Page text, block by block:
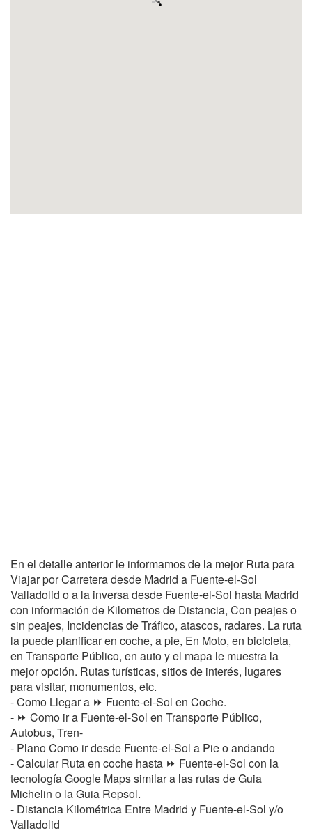
En el detalle anterior le informamos de la mejor Ruta para
Viajar por Carretera desde Madrid a Fuente-el-Sol
Valladolid o a la inversa desde Fuente-el-Sol hasta Madrid
con información de Kilometros de Distancia, Con peajes o
sin peajes, Incidencias de Tráfico, atascos, radares. La ruta
la puede planificar en coche, a pie, En Moto, en bicicleta,
en Transporte Público, en auto y el mapa le muestra la
mejor opción. Rutas turísticas, sitios de interés, lugares
para visitar, monumentos, etc.
- Como Llegar a ⏩ Fuente-el-Sol en Coche.
- ⏩ Como ir a Fuente-el-Sol en Transporte Público,
Autobus, Tren-
- Plano Como ir desde Fuente-el-Sol a Pie o andando
- Calcular Ruta en coche hasta ⏩ Fuente-el-Sol con la
tecnología Google Maps similar a las rutas de Guia
Michelin o la Guia Repsol.
- Distancia Kilométrica Entre Madrid y Fuente-el-Sol y/o
Valladolid